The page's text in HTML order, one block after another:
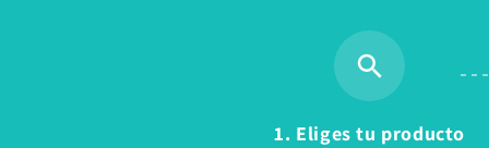
1. Eliges tu producto